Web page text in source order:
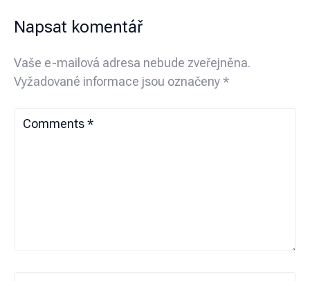
Napsat komentář
Vaše e-mailová adresa nebude zveřejněna.
Vyžadované informace jsou označeny*